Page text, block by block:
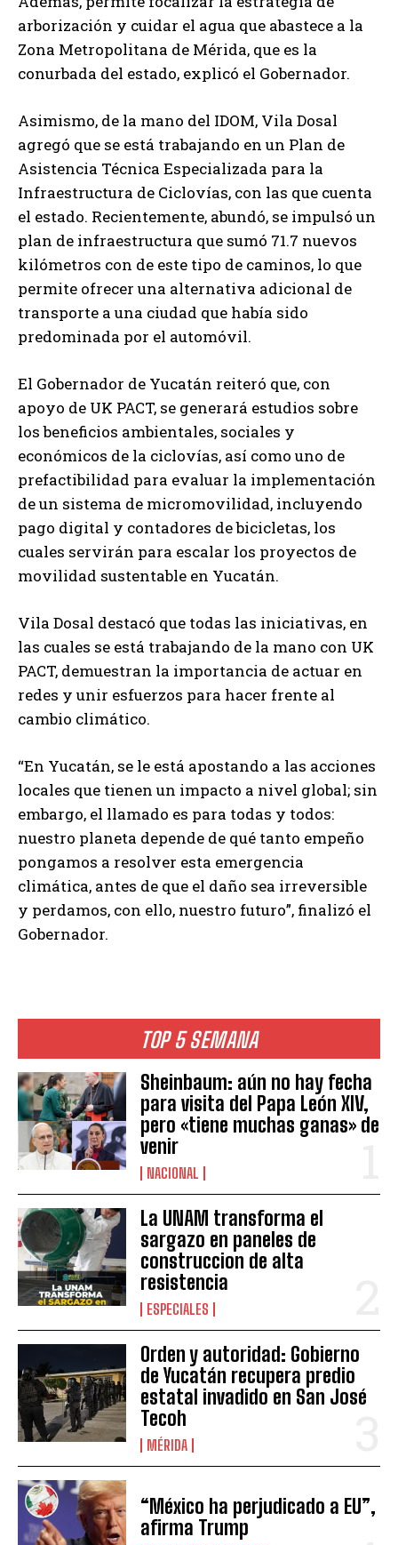
TOP 5 SEMANA
Sheinbaum: aún no hay fecha
para visita del Papa León XIV,
pero «tiene muchas ganas» de
venir
NACIONAL
La UNAM transforma el
sargazo en paneles de
construccion de alta
resistencia
ESPECIALES
Orden y autoridad: Gobierno
de Yucatán recupera predio
estatal invadido en San José
Tecoh
MÉRIDA
“México ha perjudicado a EU”,
afirma Trump
arborización y cuidar el agua que abastece a la
Zona Metropolitana de Mérida, que es la
conurbada del estado, explicó el Gobernador.
Asimismo, de la mano del IDOM, Vila Dosal
agregó que se está trabajando en un Plan de
Asistencia Técnica Especializada para la
Infraestructura de Ciclovías, con las que cuenta
el estado. Recientemente, abundó, se impulsó un
plan de infraestructura que sumó 71.7 nuevos
kilómetros con de este tipo de caminos, lo que
permite ofrecer una alternativa adicional de
transporte a una ciudad que había sido
predominada por el automóvil.
El Gobernador de Yucatán reiteró que, con
apoyo de UK PACT, se generará estudios sobre
los beneficios ambientales, sociales y
económicos de la ciclovías, así como uno de
prefactibilidad para evaluar la implementación
de un sistema de micromovilidad, incluyendo
pago digital y contadores de bicicletas, los
cuales servirán para escalar los proyectos de
movilidad sustentable en Yucatán.
Vila Dosal destacó que todas las iniciativas, en
las cuales se está trabajando de la mano con UK
PACT, demuestran la importancia de actuar en
redes y unir esfuerzos para hacer frente al
cambio climático.
“En Yucatán, se le está apostando a las acciones
locales que tienen un impacto a nivel global; sin
embargo, el llamado es para todas y todos:
nuestro planeta depende de qué tanto empeño
pongamos a resolver esta emergencia
climática, antes de que el daño sea irreversible
y perdamos, con ello, nuestro futuro”, finalizó el
Gobernador.